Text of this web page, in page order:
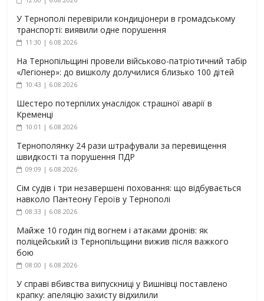
У Тернополі перевірили кондиціонери в громадському
транспорті: виявили одне порушення
11:30 | 6.08.2026
На Тернопільщині провели військово-патріотичний табір
«Легіонер»: до вишколу долучилися близько 100 дітей
10:43 | 6.08.2026
Шестеро потерпілих унаслідок страшної аварії в
Кременці
10:01 | 6.08.2026
Тернополянку 24 рази штрафували за перевищення
швидкості та порушення ПДР
09:09 | 6.08.2026
Сім судів і три незавершені поховання: що відбувається
навколо Пантеону Героїв у Тернополі
08:33 | 6.08.2026
Майже 10 годин під вогнем і атаками дронів: як
поліцейський із Тернопільщини вижив після важкого
бою
08:00 | 6.08.2026
У справі вбивства випускниці у Вишнівці поставлено
крапку: апеляцію захисту відхилили